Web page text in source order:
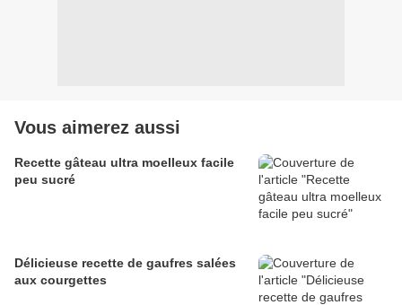
Vous aimerez aussi
Recette gâteau ultra moelleux facile
peu sucré
Délicieuse recette de gaufres salées
aux courgettes